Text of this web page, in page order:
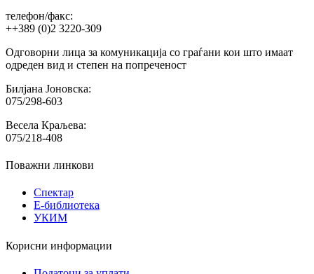
телефон/факс:
++389 (0)2 3220-309
Одговорни лица за комуникација со граѓани кои што имаат
одреден вид и степен на попреченост
Билјана Јоновска:
075/298-603
Весела Краљева:
075/218-408
Поважни линкови
Спектар
Е-библиотека
УКИМ
Корисни информации